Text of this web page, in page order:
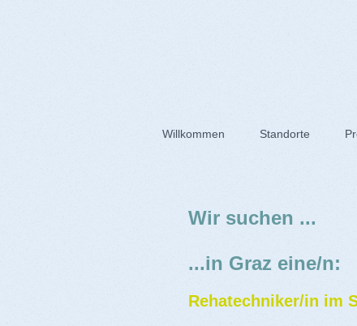
Willkommen Standorte
Wir suchen ...
...in Graz eine/n:
Rehatechniker/in im